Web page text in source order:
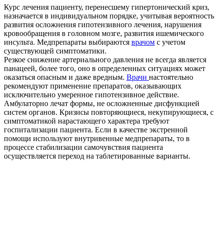
Курс лечения пациенту, перенесшему гипертонический криз,
назначается в индивидуальном порядке, учитывая вероятность
развития осложнения гипотензивного лечения, нарушения
кровообращения в головном мозге, развития ишемического
инсульта. Медпрепараты выбираются врачом с учетом
существующей симптоматики.
Резкое снижение артериального давления не всегда является
панацеей, более того, оно в определенных ситуациях может
оказаться опасным и даже вредным. Врачи настоятельно
рекомендуют применение препаратов, оказывающих
исключительно умеренное гипотензивное действие.
Амбулаторно лечат формы, не осложненные дисфункцией
систем органов. Кризисы повторяющиеся, некупирующиеся, с
симптоматикой нарастающего характера требуют
госпитализации пациента. Если в качестве экстренной
помощи используют внутривенные медпрепараты, то в
процессе стабилизации самочувствия пациента
осуществляется переход на таблетированные варианты.